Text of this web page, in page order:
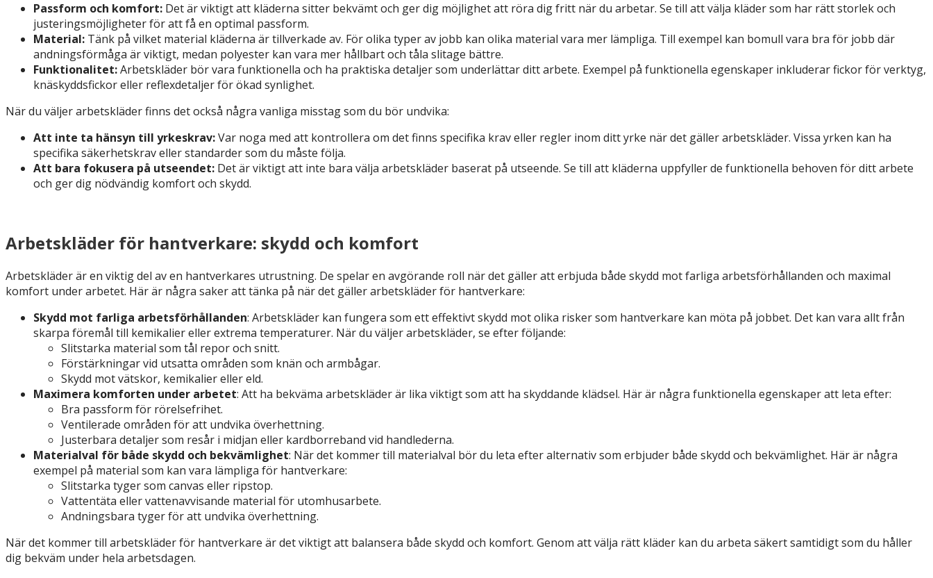
Passform och komfort: Det är viktigt att kläderna sitter bekvämt och ger dig möjlighet att röra dig fritt när du arbetar. Se till att välja kläder som har rätt storlek och
justeringsmöjligheter för att få en optimal passform.
Material: Tänk på vilket material kläderna är tillverkade av. För olika typer av jobb kan olika material vara mer lämpliga. Till exempel kan bomull vara bra för jobb där
andningsförmåga är viktigt, medan polyester kan vara mer hållbart och tåla slitage bättre.
Funktionalitet:Arbetskläder bör vara funktionella och ha praktiska detaljer som underlättar ditt arbete. Exempel på funktionella egenskaper inkluderar fickor för verktyg,
knäskyddsfickor eller reflexdetaljer för ökad synlighet.
När du väljer arbetskläder finns det också några vanliga misstag som du bör undvika:
Att inte ta hänsyn till yrkeskrav:Var noga med att kontrollera om det finns specifika krav eller regler inom ditt yrke när det gäller arbetskläder. Vissa yrken kan ha
specifika säkerhetskrav eller standarder som du måste följa.
Att bara fokusera på utseendet: Det är viktigt att inte bara välja arbetskläder baserat på utseende. Se till att kläderna uppfyller de funktionella behoven för ditt arbete
och ger dig nödvändig komfort och skydd.
Arbetskläder för hantverkare: skydd och komfort
Arbetskläder är en viktig del av en hantverkares utrustning. De spelar en avgörande roll när det gäller att erbjuda både skydd mot farliga arbetsförhållanden och maximal
komfort under arbetet. Här är några saker att tänka på när det gäller arbetskläder för hantverkare:
Skydd mot farliga arbetsförhållanden: Arbetskläder kan fungera som ett effektivt skydd mot olika risker som hantverkare kan möta på jobbet. Det kan vara allt från
skarpa föremål till kemikalier eller extrema temperaturer. När du väljer arbetskläder, se efter följande:
Slitstarka material som tål repor och snitt.
Förstärkningar vid utsatta områden som knän och armbågar.
Skydd mot vätskor, kemikalier eller eld.
Maximera komforten under arbetet: Att ha bekväma arbetskläder är lika viktigt som att ha skyddande klädsel. Här är några funktionella egenskaper att leta efter:
Bra passform för rörelsefrihet.
Ventilerade områden för att undvika överhettning.
Justerbara detaljer som resår i midjan eller kardborreband vid handlederna.
Materialval för både skydd och bekvämlighet: När det kommer till materialval bör du leta efter alternativ som erbjuder både skydd och bekvämlighet. Här är några
exempel på material som kan vara lämpliga för hantverkare:
Slitstarka tyger som canvas eller ripstop.
Vattentäta eller vattenavvisande material för utomhusarbete.
Andningsbara tyger för att undvika överhettning.
När det kommer till arbetskläder för hantverkare är det viktigt att balansera både skydd och komfort. Genom att välja rätt kläder kan du arbeta säkert samtidigt som du håller
dig bekväm under hela arbetsdagen.